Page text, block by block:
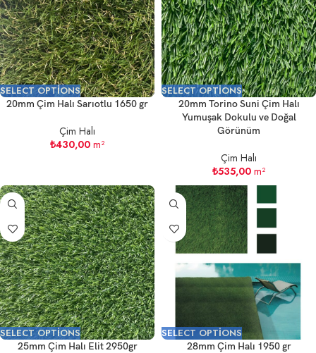
SELECT OPTIONS
20mm Çim Halı Sarıotlu 1650 gr
Çim Halı
₺430,00 m²
SELECT OPTIONS
20mm Torino Suni Çim Halı
Yumuşak Dokulu ve Doğal
Görünüm
Çim Halı
₺535,00 m²
SELECT OPTIONS
25mm Çim Halı Elit 2950gr
SELECT OPTIONS
28mm Çim Halı 1950 gr